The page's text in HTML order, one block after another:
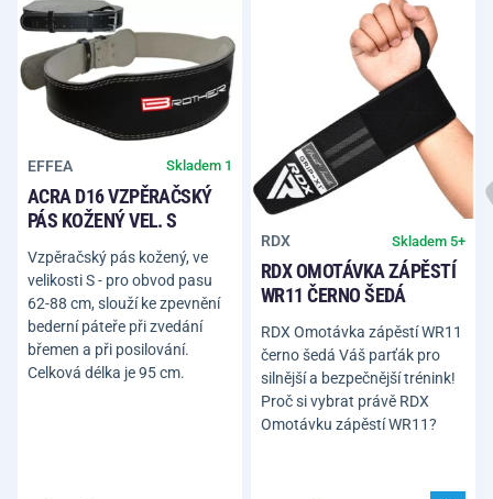
EFFEA Skladem 1
ACRA D16 VZPĚRAČSKÝ
PÁS KOŽENÝ VEL. S
Vzpěračský pás kožený, ve
velikosti S - pro obvod pasu
62-88 cm, slouží ke zpevnění
bederní páteře při zvedání
břemen a při posilování.
Celková délka je 95 cm.
RDX Skladem 5+
RDX OMOTÁVKA ZÁPĚSTÍ
WR11 ČERNO ŠEDÁ
RDX Omotávka zápěstí WR11
černo šedá Váš parťák pro
silnější a bezpečnější trénink!
Proč si vybrat právě RDX
Omotávku zápěstí WR11?